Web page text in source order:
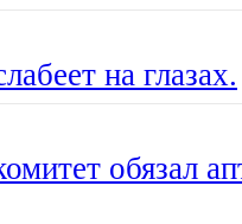
на глазах.
обязал